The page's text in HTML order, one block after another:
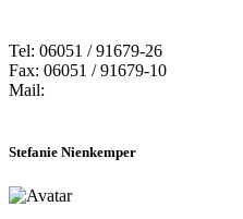
Tel: 06051 / 91679-26
Fax: 06051 / 91679-10
Mail:
Stefanie Nienkemper